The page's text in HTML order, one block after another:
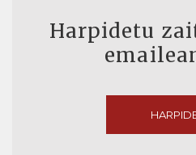
Harpidetu